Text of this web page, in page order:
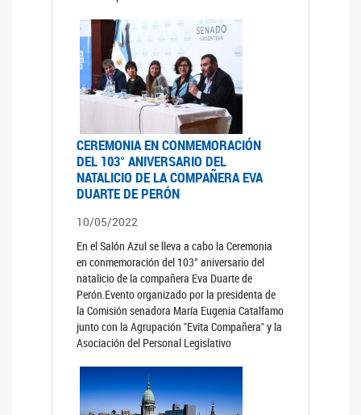
CEREMONIA EN CONMEMORACIÓN
DEL 103° ANIVERSARIO DEL
NATALICIO DE LA COMPAÑERA EVA
DUARTE DE PERÓN
10/05/2022
En el Salón Azul se lleva a cabo la Ceremonia
en conmemoración del 103° aniversario del
natalicio de la compañera Eva Duarte de
Perón.Evento organizado por la presidenta de
la Comisión senadora María Eugenia Catalfamo
junto con la Agrupación "Evita Compañera" y la
Asociación del Personal Legislativo